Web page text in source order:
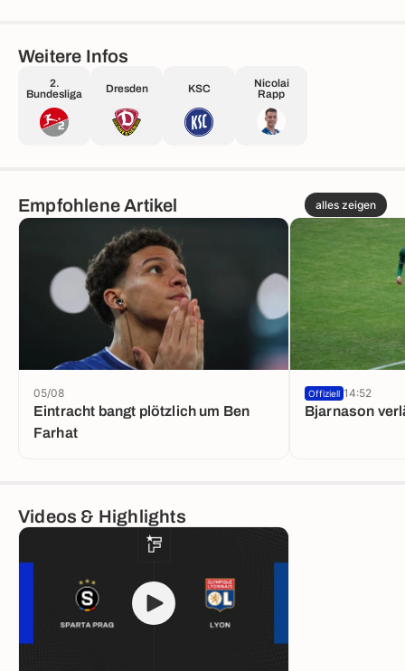
Weitere Infos
2.
Bundesliga
Dresden KSC
Nicolai
Rapp
Empfohlene Artikel alles zeigen
Eintracht bangt plötzlich um Ben
Farhat
05/08
Bjarnason
Offiziell 14:52
Videos & Highlights